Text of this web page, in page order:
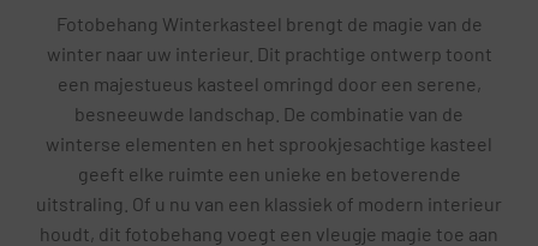
Fotobehang Winterkasteel brengt de magie van de
winter naar uw interieur. Dit prachtige ontwerp toont
een majestueus kasteel omringd door een serene,
besneeuwde landschap. De combinatie van de
winterse elementen en het sprookjesachtige kasteel
geeft elke ruimte een unieke en betoverende
uitstraling. Of u nu van een klassiek of modern interieur
houdt, dit fotobehang voegt een vleugje magie toe aan